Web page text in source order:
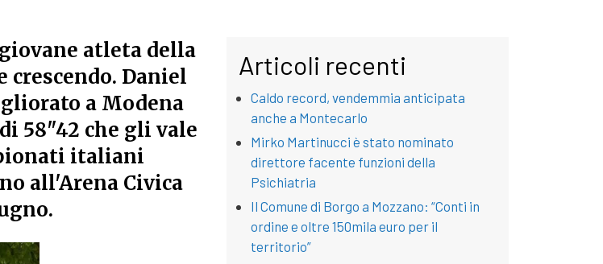
corre un 400hs da…tricolore
atleta della
crescendo. Daniel
a Modena
58"42 che gli vale
italiani
all'Arena Civica
Articoli recenti
Caldo record, vendemmia anticipata
anche a Montecarlo
Mirko Martinucci è stato nominato
direttore facente funzioni della
Psichiatria
Il Comune di Borgo a Mozzano: “Conti in
ordine e oltre 150mila euro per il
territorio”